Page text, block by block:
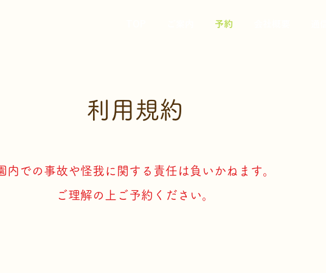
予約
利用規約
内での事故や怪我に関する責任は負いかねます。
ご理解の上ご予約ください。